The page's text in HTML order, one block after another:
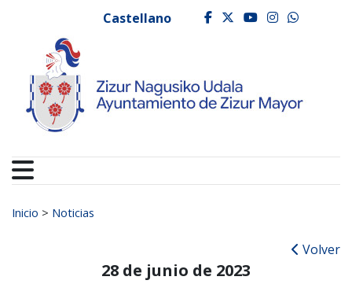
Ayuntamiento de
Castellano facebook
twitter
youtube
Buscar:
Inicio > Noticias
Volver
28 de junio de 2023